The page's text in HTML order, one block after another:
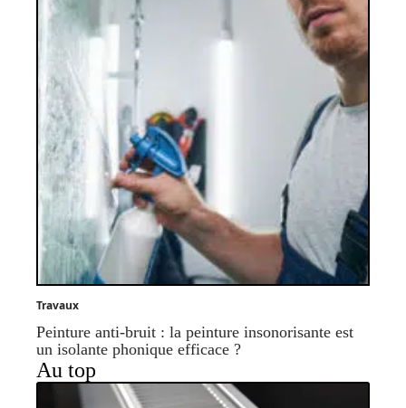
Travaux
Peinture anti-bruit : la peinture insonorisante est
un isolante phonique efficace ?
Au top